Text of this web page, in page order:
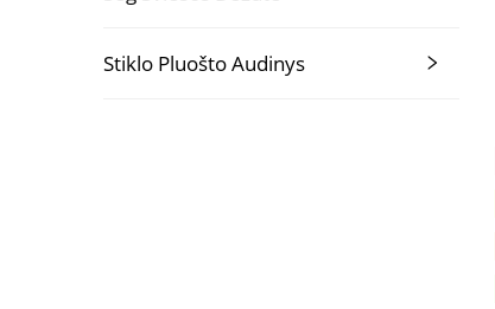
Stiklo Pluošto Audinys